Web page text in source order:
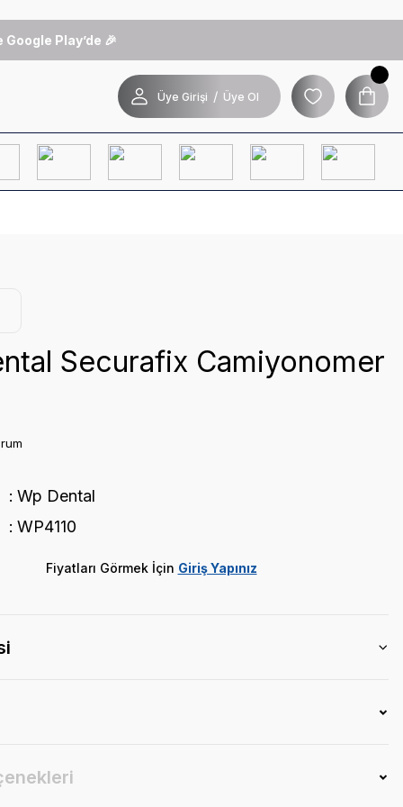
Play’de 🎉
Üye Girişi / Üye Ol
Securafix Camiyonomer
Wp Dental
WP4110
Fiyatları Görmek İçin Giriş Yapınız